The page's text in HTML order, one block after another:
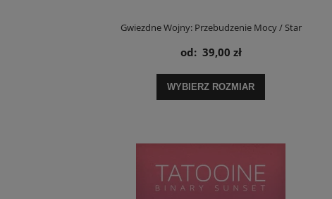
Gwiezdne Wojny: Przebudzenie Mocy / Star
Wars Ciemna strona - plakat
od: 39,00 zł
WYBIERZ ROZMIAR